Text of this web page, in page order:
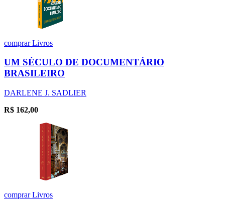
comprarLivros
UM SÉCULO DE DOCUMENTÁRIO
BRASILEIRO
DARLENE J. SADLIER
R$ 162,00
comprarLivros